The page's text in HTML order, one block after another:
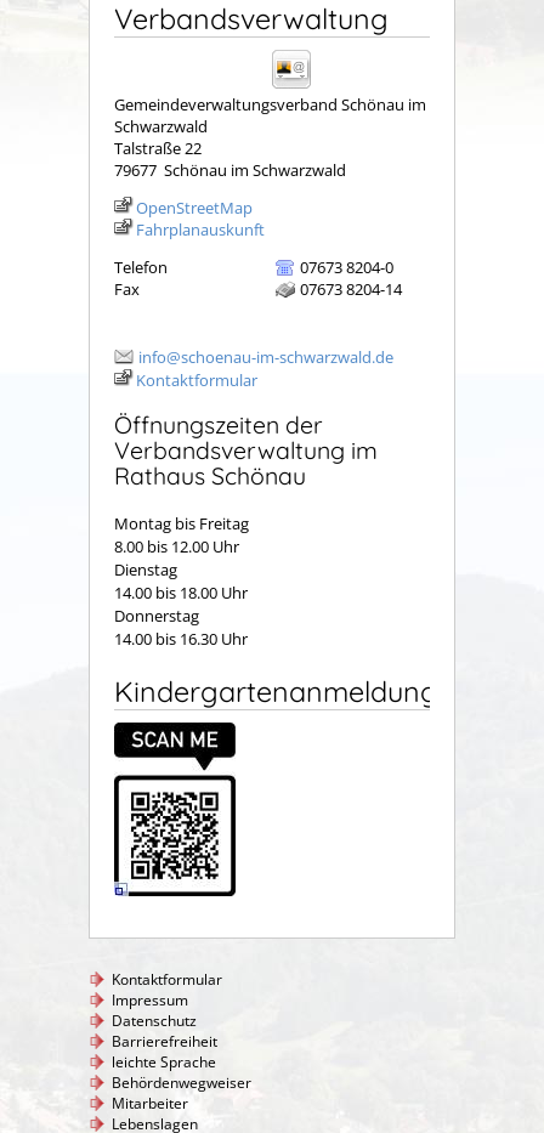
Verbandsverwaltung
Gemeindeverwaltungsverband Schönau im
Schwarzwald
Talstraße 22
79677 Schönau im Schwarzwald
OpenStreetMap
Fahrplanauskunft
Telefon
07673 8204-0
Fax
07673 8204-14
info@schoenau-im-schwarzwald.de
Kontaktformular
Öffnungszeiten der
Verbandsverwaltung im
Rathaus Schönau
Montag bis Freitag
8.00 bis 12.00 Uhr
Dienstag
14.00 bis 18.00 Uhr
Donnerstag
14.00 bis 16.30 Uhr
Kindergartenanmeldung
Kontaktformular
Impressum
Datenschutz
Barrierefreiheit
leichte Sprache
Behördenwegweiser
Mitarbeiter
Lebenslagen